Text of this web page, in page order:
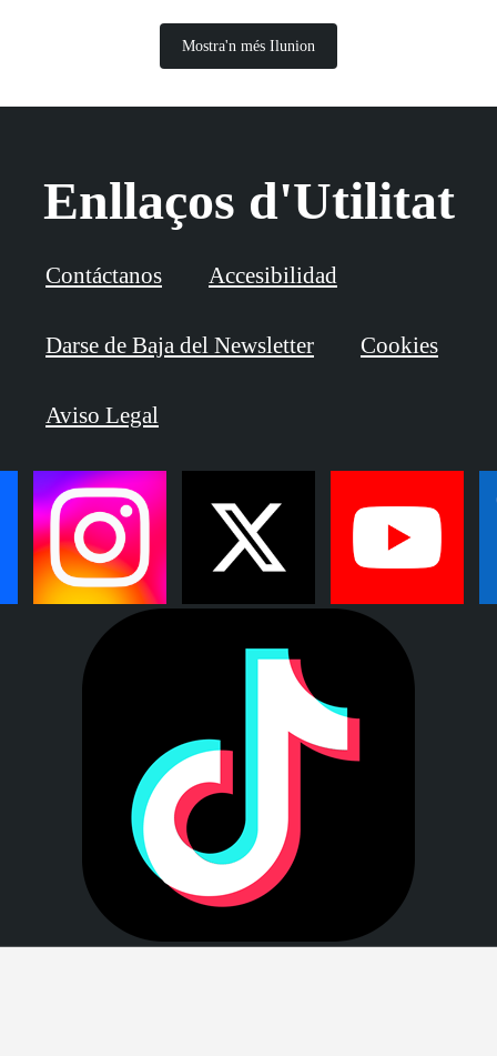
Mostra'n més Ilunion
Enllaços d'Utilitat
Contáctanos Accesibilidad
Darse de Baja del Newsletter Cookies
Aviso Legal